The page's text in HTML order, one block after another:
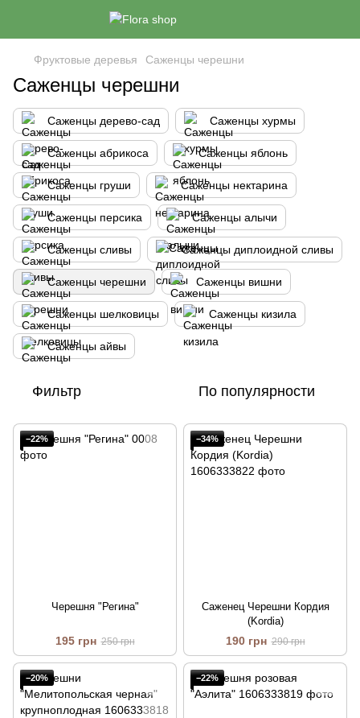
Фруктовые деревья Саженцы черешни
Саженцы черешни
Саженцы дерево-сад Саженцы хурмы
Саженцы абрикоса Саженцы яблонь
Саженцы груши Саженцы нектарина
Саженцы персика Саженцы алычи
Саженцы сливы Саженцы диплоидной сливы
Саженцы черешни Саженцы вишни
Саженцы шелковицы Саженцы кизила
Саженцы айвы
Фильтр По популярности
−22%
Черешня "Регина"
195 грн 250 грн
−34%
Саженец Черешни Кордия
(Kordia)
190 грн 290 грн
−20% −22%